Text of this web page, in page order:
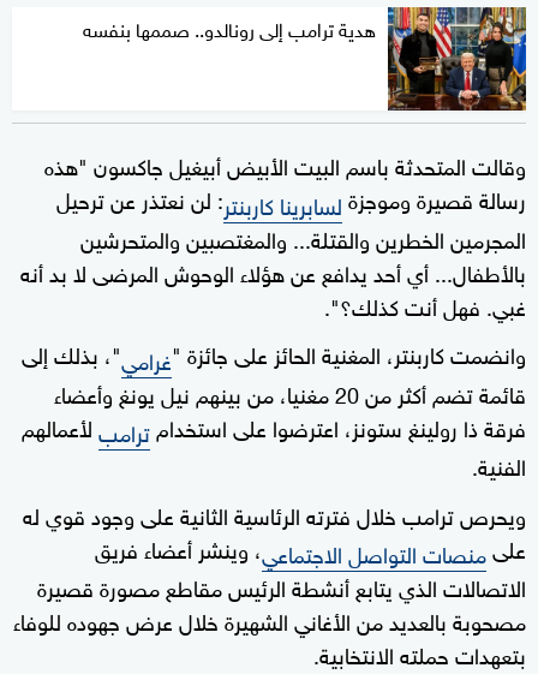
هدية ترامب إلى رونالدو.. صممها بنفسه
وقالت المتحدثة باسم البيت الأبيض أبيغيل جاكسون "هذه
رسالة قصيرة وموجزةلسابرينا كاربنتر: لن نعتذر عن ترحيل
المجرمين الخطرين والقتلة... والمغتصبين والمتحرشين
بالأطفال... أي أحد يدافع عن هؤلاء الوحوش المرضى لا بد أنه
غبي. فهل أنت كذلك؟".
وانضمت كاربنتر، المغنية الحائز على جائزة "غرامي"، بذلك إلى
قائمة تضم أكثر من 20 مغنيا، من بينهم نيل يونغ وأعضاء
فرقة ذا رولينغ ستونز، اعترضوا على استخدامترامبلأعمالهم
الفنية.
ويحرص ترامب خلال فترته الرئاسية الثانية على وجود قوي له
علىمنصات التواصل الاجتماعي، وينشر أعضاء فريق
الاتصالات الذي يتابع أنشطة الرئيس مقاطع مصورة قصيرة
مصحوبة بالعديد من الأغاني الشهيرة خلال عرض جهوده للوفاء
بتعهدات حملته الانتخابية.